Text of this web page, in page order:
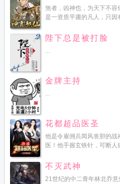
煞者，凶神也，为天下不容
是一资质平庸的凡人，只
陛下总是被打脸
...
金牌主持
...
花都超品医圣
他是令雇佣兵闻风丧胆的战
医！他手握玄铁针，可断
不灭武神
21世纪的中二青年林北乔